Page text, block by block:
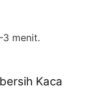
menit.
Kaca